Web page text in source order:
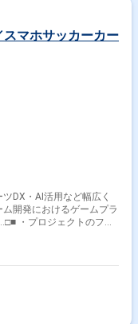
スマホサッカーカー
DX・AI活用など幅広く
開発におけるゲームプラ
・プロジェクトのフェ
策実行 ・タスクの割り